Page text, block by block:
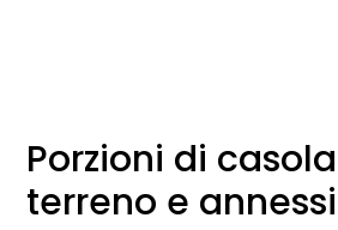
Porzioni di
terreno e annessi